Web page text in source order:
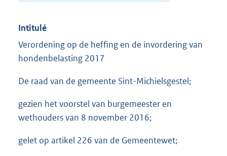
Intitulé
Verordening op de heffing en de invordering van
hondenbelasting 2017
De raad van de gemeente Sint-Michielsgestel;
gezien het voorstel van burgemeester en
wethouders van 8 november 2016;
gelet op artikel 226 van de Gemeentewet;